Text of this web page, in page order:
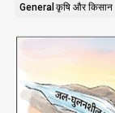
General कृषि और किसान